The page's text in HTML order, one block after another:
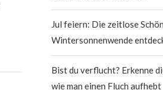
Jul feiern: Die zeitlose
Wintersonnenwende
Bist du verflucht? Erkenne
wie man einen Fluch aufhebt